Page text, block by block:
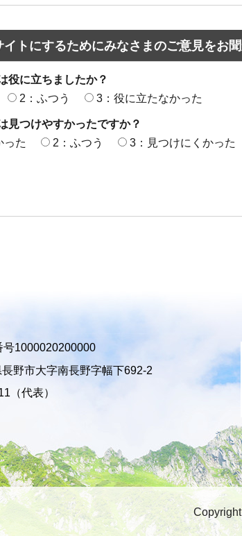
イトにするためにみなさまのご意見をお
役に立ちましたか？
2：ふつう 3：役に立たなかった
見つけやすかったですか？
った
2：ふつう 3：見つけにくかった
号1000020200000
長野市大字南長野字幅下692-2
（代表）